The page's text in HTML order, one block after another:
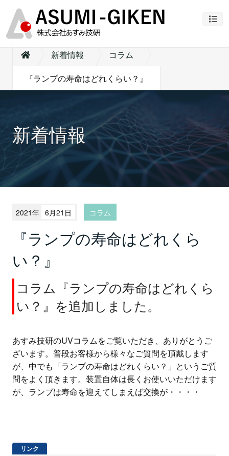
ナビ
新着情報
コラム
『ランプの寿命はどれくらい？』
新着情報
2021年 6月21日 コラム
『ランプの寿命はどれくら
い？』
コラム『ランプの寿命はどれくら
い？』を追加しました。
あすみ技研のUVコラムをご覧いただき、ありがとうご
ざいます。普段お客様から様々なご質問を頂戴します
が、中でも「ランプの寿命はどれくらい？」というご質
問をよく頂きます。装置自体は長くお使いいただけます
が、ランプは寿命を迎えてしまえば交換が・・・・